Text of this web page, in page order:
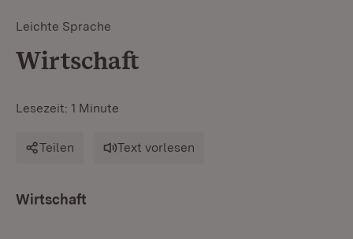
Leichte Sprache
Wirtschaft
Lesezeit: 1 Minute
Teilen Text vorlesen
Wirtschaft